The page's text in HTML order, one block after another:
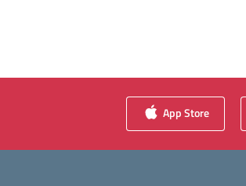
App Store